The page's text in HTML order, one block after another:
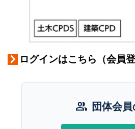
ログインはこちら（会員登
group 団体会